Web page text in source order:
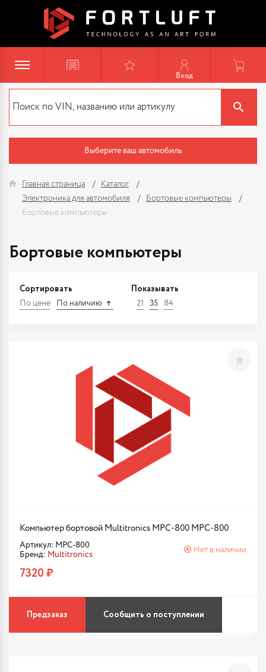
Вход
Выберите ваш автомобиль
Главная страница
Каталог
Электроника для автомобиля
Бортовые компьютеры
Бортовые компьютеры
Бортовые компьютеры
Сортировать
По цене По наличию
Показывать
21 35 84
Компьютер бортовой Multitronics MPC-800 MPC-800
Артикул: MPC-800
Бренд: Multitronics
Нет в наличии
7320 ₽
Предзаказ Сообщить о поступлении